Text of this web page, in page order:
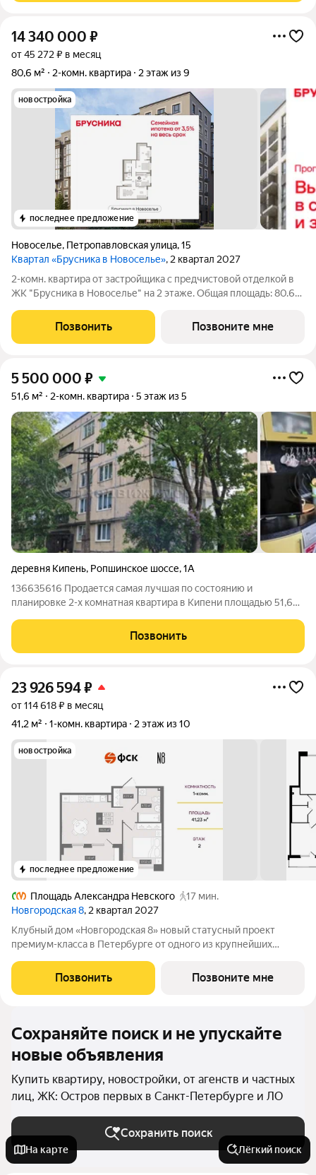
14 340 000 ₽
от 45 272 ₽ в месяц
80,6 м²
2-комн. квартира 2 этаж из 9
новостройка
последнее предложение
Новоселье, Петропавловская улица,15
Квартал «Брусника в Новоселье», 2 квартал 2027
2-комн. квартира от застройщика с предчистовой отделкой в
ЖК "Брусника в Новоселье" на 2 этаже. Общая площадь: 80.6
в Ломоносовском районе Ленинградской области. Он
расположен в 5 км к югу
Позвонить Позвоните мне
5 500 000 ₽
51,6 м² 2-комн. квартира 5 этаж из 5
деревня Кипень, Ропшинское шоссе,1А
136635616 Продается самая лучшая по состоянию и
планировке 2-х комнатная квартира в Кипени площадью 51,6
комнатами 17,2 + 10,2 кв.м., кухней 9,5 кв.м. На кухне остается
кухонный гарнитур.
Позвонить
23 926 594₽
от 114 618 ₽ в месяц
41,2 м²
1-комн. квартира 2 этаж из 10
новостройка
последнее предложение
Площадь Александра Невского
17 мин.
Новгородская 8, 2 квартал 2027
Клубный дом «Новгородская 8» новый статусный проект
премиум-класса в Петербурге от одного из крупнейших
Новгородской улице в районе со сложившейся
инфраструктурой, в непосредственной близости
Позвонить Позвоните мне
Сохраняйте поиск и не упускайте
новые объявления
Купить квартиру, новостройки, от агенств и частных
лиц, ЖК: Остров первых в Санкт-Петербурге и ЛО
Сохранить поиск
На карте Лёгкий поиск